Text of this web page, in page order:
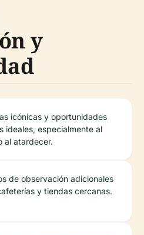
y
icónicas y oportunidades
ideales, especialmente al
al atardecer.
de observación adicionales
y tiendas cercanas.